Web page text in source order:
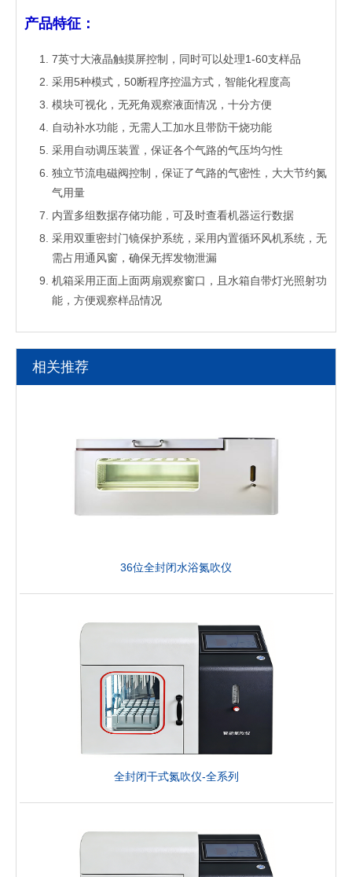
产品特征：
7英寸大液晶触摸屏控制，同时可以处理1-60支样品
采用5种模式，50断程序控温方式，智能化程度高
模块可视化，无死角观察液面情况，十分方便
自动补水功能，无需人工加水且带防干烧功能
采用自动调压装置，保证各个气路的气压均匀性
独立节流电磁阀控制，保证了气路的气密性，大大节约氮
气用量
内置多组数据存储功能，可及时查看机器运行数据
采用双重密封门镜保护系统，采用内置循环风机系统，无
需占用通风窗，确保无挥发物泄漏
机箱采用正面上面两扇观察窗口，且水箱自带灯光照射功
能，方便观察样品情况
相关推荐
36位全封闭水浴氮吹仪
全封闭干式氮吹仪-全系列